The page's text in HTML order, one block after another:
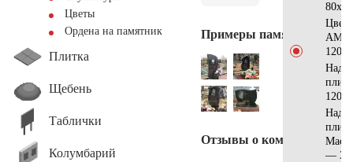
Цветы
Ордена на памятник
Плитка
Щебень
Таблички
Колумбарий
Примеры памятников
Отзывы о компании
плита
—